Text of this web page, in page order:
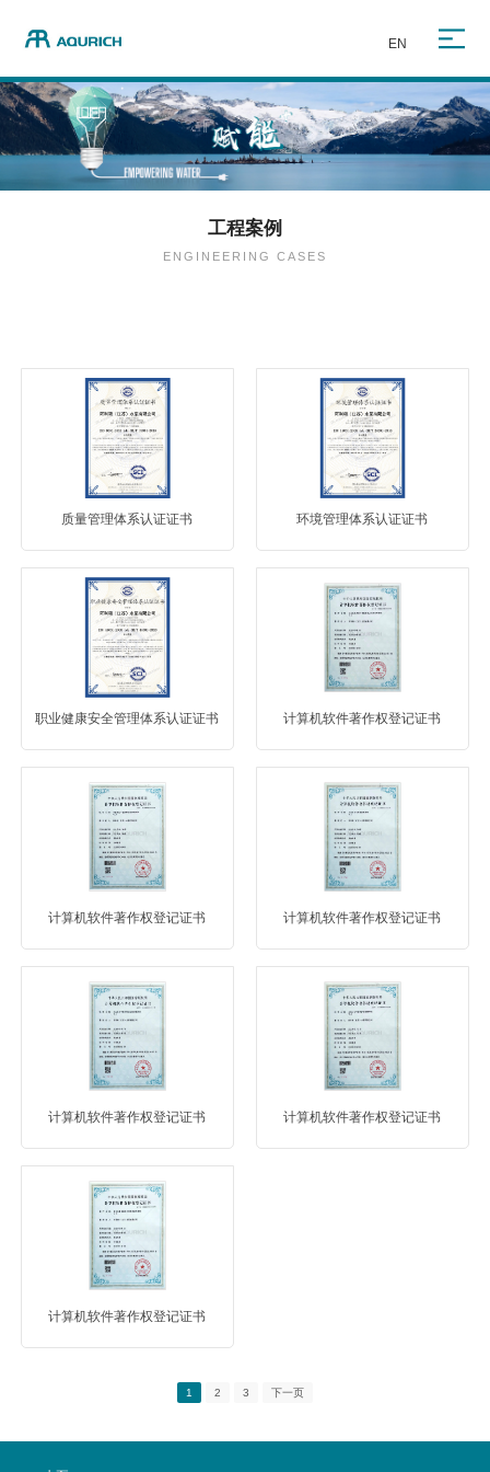
EN
工程案例
ENGINEERING CASES
质量管理体系认证证书 环境管理体系认证证书
职业健康安全管理体系认证证书 计算机软件著作权登记证书
计算机软件著作权登记证书 计算机软件著作权登记证书
计算机软件著作权登记证书 计算机软件著作权登记证书
计算机软件著作权登记证书
1 2 3 下一页